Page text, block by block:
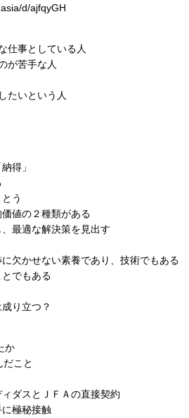
d/ajfqyGH
仕事としている人
が苦手な人
たいという人
得」
う
値の２種類がある
最適な解決策を見出す
に欠かせない素養であり、技術でもある
でもある
り立つ？
か
こと
ダスとＪＦＡの直接契約
極秘接触